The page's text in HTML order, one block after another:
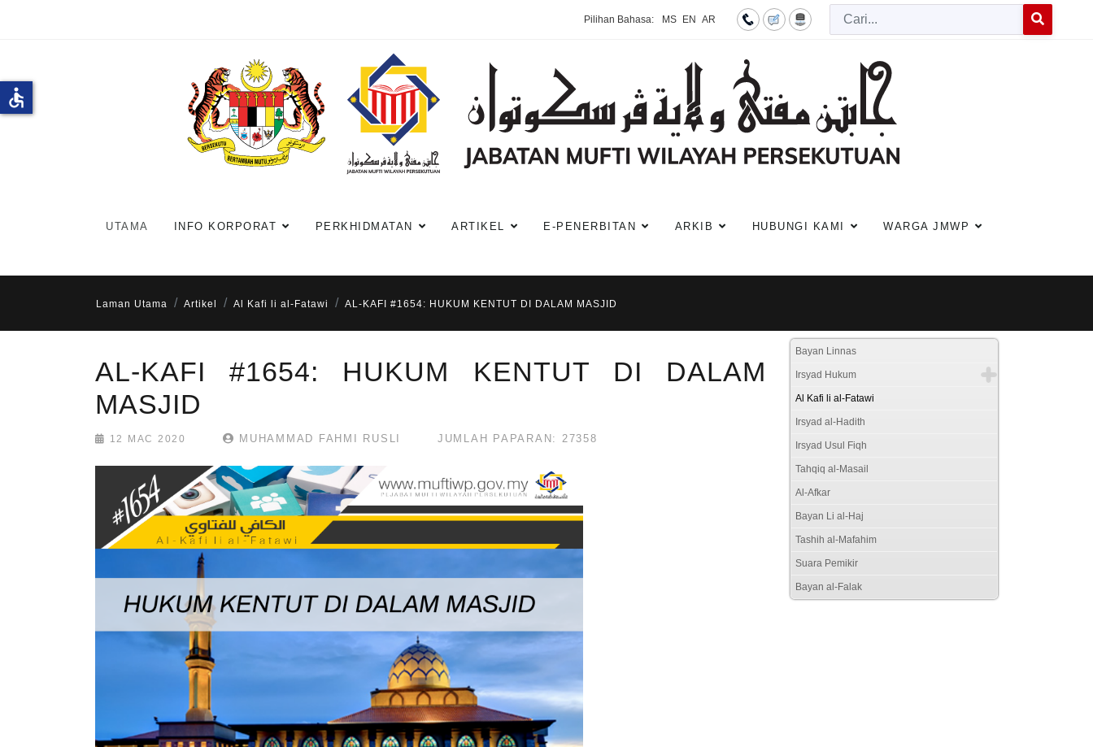
Pilihan Bahasa: MS EN AR
Cari
UTAMA INFO KORPORAT PERKHIDMATAN ARTIKEL E-PENERBITAN ARKIB HUBUNGI KAMI WARGA JMWP
Laman Utama Artikel Al Kafi li al-Fatawi AL-KAFI #1654: HUKUM KENTUT DI DALAM MASJID
AL-KAFI #1654: HUKUM KENTUT DI DALAM
MASJID
12 MAC 2020 MUHAMMAD FAHMI RUSLI JUMLAH PAPARAN: 27358
Bayan Linnas
Irsyad Hukum
Al Kafi li al-Fatawi
Irsyad al-Hadith
Irsyad Usul Fiqh
Tahqiq al-Masail
Al-Afkar
Bayan Li al-Haj
Tashih al-Mafahim
Suara Pemikir
Bayan al-Falak
accessible